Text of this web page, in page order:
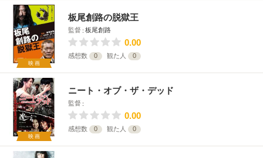
映画
板尾創路の脱獄王
監督 板尾創路
0.00
感想数 0 観た人 0
映画
ニート・オブ・ザ・デッド
監督
0.00
感想数 0 観た人 0